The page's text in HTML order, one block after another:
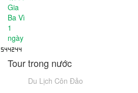
Tour trong nước
Du Lịch Côn Đảo